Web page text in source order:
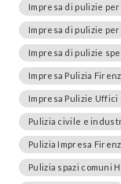
Impresa di pulizie per
Impresa di pulizie
Impresa di pulizie
Impresa Pulizia
Impresa Pulizie Uffici
Pulizia civile e
Pulizia Impresa
Pulizia spazi comuni